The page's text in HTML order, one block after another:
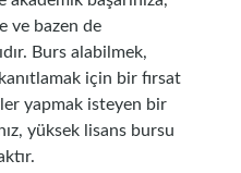
ve bazen de
Burs alabilmek,
için bir fırsat
yapmak isteyen bir
yüksek lisans bursu